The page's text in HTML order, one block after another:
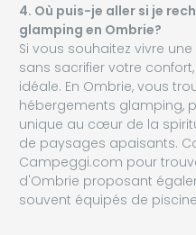
4. Où puis-je aller si je
glamping en Ombrie?
Si vous souhaitez vivre
sans sacrifier votre
idéale. En Ombrie, vous
hébergements glamping,
unique au cœur de la
de paysages apaisants.
Campeggi.com pour
d'Ombrie proposant
souvent équipés de